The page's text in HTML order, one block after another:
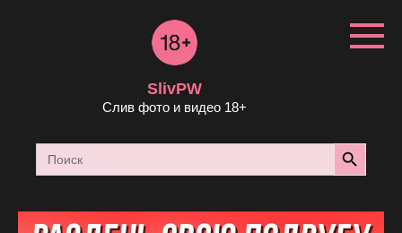
SlivPW
Слив фото и видео 18+
Search
for:
Search Button